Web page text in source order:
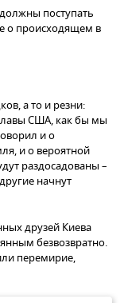
поступать
о происходящем в
а то и резни:
США, как бы мы
и о
и о вероятной
раздосадованы –
начнут
друзей Киева
безвозвратно.
перемирие,